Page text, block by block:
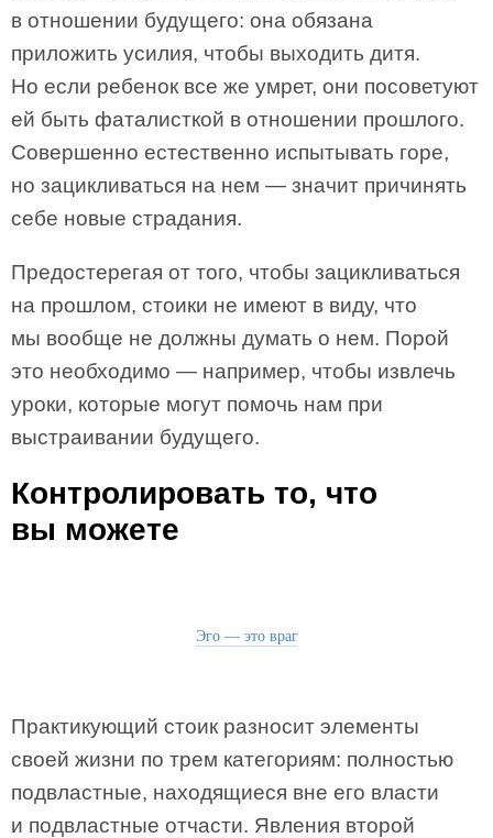
в отношении будущего: она обязана
приложить усилия, чтобы выходить дитя.
Но если ребенок все же умрет, они посоветуют
ей быть фаталисткой в отношении прошлого.
Совершенно естественно испытывать горе,
но зацикливаться на нем — значит причинять
себе новые страдания.
Предостерегая от того, чтобы зацикливаться
на прошлом, стоики не имеют в виду, что
мы вообще не должны думать о нем. Порой
это необходимо — например, чтобы извлечь
уроки, которые могут помочь нам при
выстраивании будущего.
Контролировать то, что
вы можете
Эго — это враг
Практикующий стоик разносит элементы
своей жизни по трем категориям: полностью
подвластные, находящиеся вне его власти
и подвластные отчасти. Явления второй